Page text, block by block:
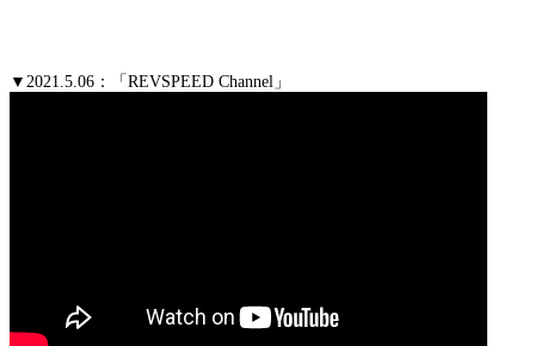
▼2021.5.06：「REVSPEED Channel」